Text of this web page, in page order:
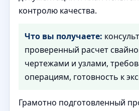
контролю качества.
Что вы получаете:
проверенный расчет
чертежами и узлами,
операциям, готовность к
Грамотно подготовленный